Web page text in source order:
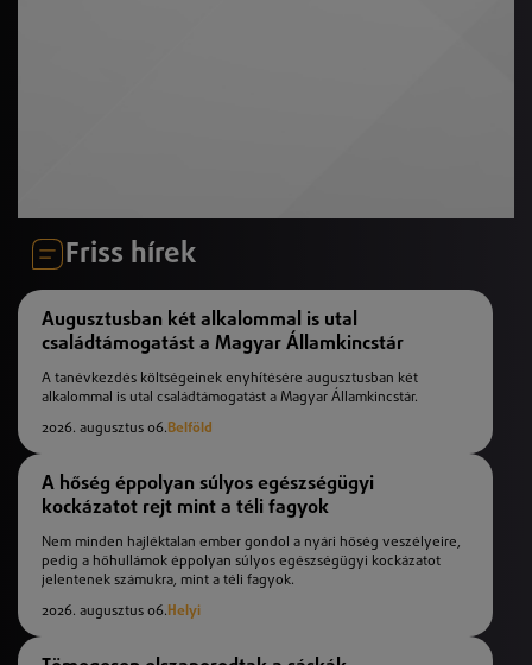
Friss hírek
Augusztusban két alkalommal is utal
családtámogatást a Magyar Államkincstár
A tanévkezdés költségeinek enyhítésére augusztusban két
alkalommal is utal családtámogatást a Magyar Államkincstár.
2026. augusztus 06.Belföld
A hőség éppolyan súlyos egészségügyi
kockázatot rejt mint a téli fagyok
Nem minden hajléktalan ember gondol a nyári hőség veszélyeire,
pedig a hőhullámok éppolyan súlyos egészségügyi kockázatot
jelentenek számukra, mint a téli fagyok.
2026. augusztus 06. Helyi